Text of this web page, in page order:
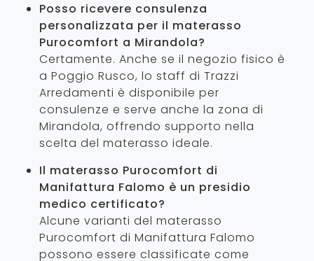
Posso ricevere consulenza
personalizzata per il materasso
Purocomfort a Mirandola?
Certamente. Anche se il negozio fisico è
a Poggio Rusco, lo staff di Trazzi
Arredamenti è disponibile per
consulenze e serve anche la zona di
Mirandola, offrendo supporto nella
scelta del materasso ideale.
Il materasso Purocomfort di
Manifattura Falomo è un presidio
medico certificato?
Alcune varianti del materasso
Purocomfort di Manifattura Falomo
possono essere classificate come